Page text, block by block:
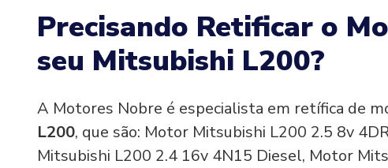
Precisando Retificar o
seu Mitsubishi L200?
A Motores Nobre é especialista em retífica de
L200, que são: Motor Mitsubishi L200 2.5 8v
Mitsubishi L200 2.4 16v 4N15 Diesel, Motor